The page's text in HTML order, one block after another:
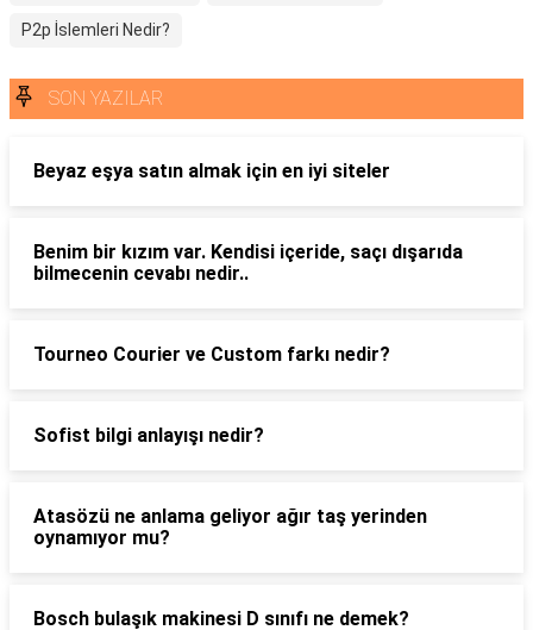
P2p İslemleri Nedir?
SON YAZILAR
Beyaz eşya satın almak için en iyi siteler
Benim bir kızım var. Kendisi içeride, saçı dışarıda
bilmecenin cevabı nedir..
Tourneo Courier ve Custom farkı nedir?
Sofist bilgi anlayışı nedir?
Atasözü ne anlama geliyor ağır taş yerinden
oynamıyor mu?
Bosch bulaşık makinesi D sınıfı ne demek?